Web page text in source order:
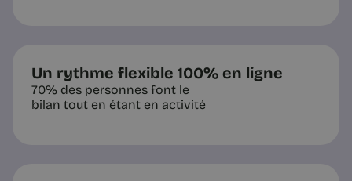
Un rythme flexible 100% en ligne
70% des personnes font le
bilan tout en étant en activité